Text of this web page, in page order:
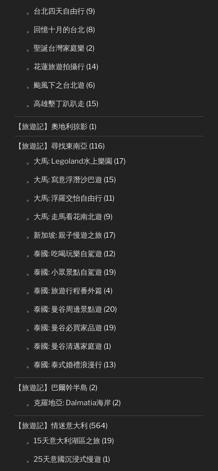
。台北四天自由行 (9)
。回憶十月的台北 (8)
。聖誕台灣家庭樂 (2)
。花蓮旅遊拍攝行 (14)
。颱風下之台北遊 (6)
。高雄墾丁趴趴走 (15)
【旅遊記】奧地利掠影 (1)
【旅遊記】尋找東南亞 (116)
。大馬: Legoland水上樂園 (17)
。大馬: 寫意浮潛沙巴遊 (15)
。大馬: 浮羅交怡自由行 (11)
。大馬: 走馬看花南北遊 (9)
。新加坡: 親子慢遊之旅 (17)
。泰國: 吃喝玩樂自駕遊 (12)
。泰國: 小眾景點自駕遊 (19)
。泰國: 旅遊行程番外篇 (4)
。泰國: 曼谷周邊景點遊 (20)
。泰國: 曼谷必買家品遊 (19)
。泰國: 曼谷清邁家庭遊 (1)
。泰國: 泰式婚禮浪漫行 (13)
【旅遊記】巴爾幹半島 (2)
。克羅地亞: Dalmatia海岸 (2)
【旅遊記】情迷意大利 (564)
。15天意大利湖區之旅 (19)
。25天意國沉浸式慢遊 (1)